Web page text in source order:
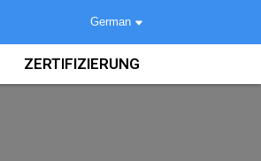
German
ZERTIFIZIERUNG